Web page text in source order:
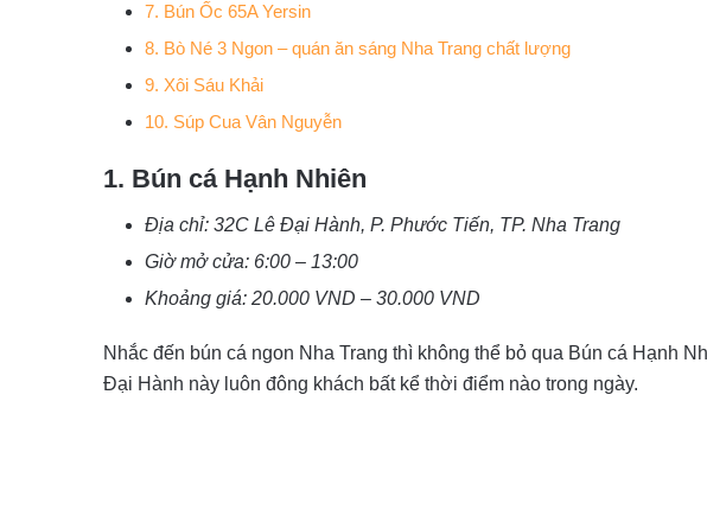
7. Bún Ốc 65A Yersin
8. Bò Né 3 Ngon – quán ăn sáng Nha Trang chất lượng
9. Xôi Sáu Khải
10. Súp Cua Vân Nguyễn
1. Bún cá Hạnh Nhiên
Địa chỉ: 32C Lê Đại Hành, P. Phước Tiến, TP. Nha Trang
Giờ mở cửa: 6:00 – 13:00
Khoảng giá: 20.000 VND – 30.000 VND
Nhắc đến bún cá ngon Nha Trang thì không thể bỏ qua Bún cá Hạnh
Đại Hành này luôn đông khách bất kể thời điểm nào trong ngày.